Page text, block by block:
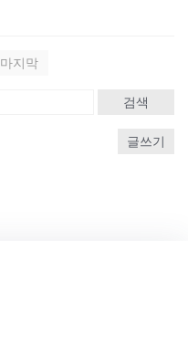
마지막
검색
글쓰기